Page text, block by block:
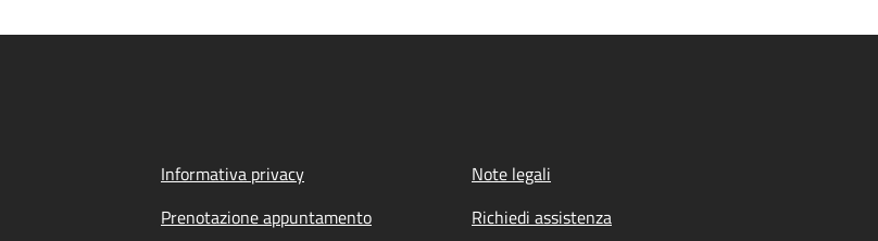
Informativa privacy
Note legali
Prenotazione appuntamento
Richiedi assistenza